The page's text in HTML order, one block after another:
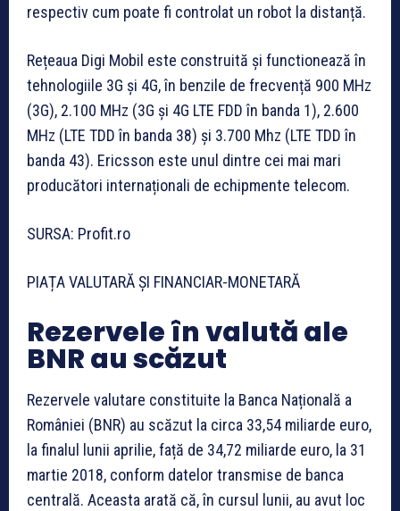
respectiv cum poate fi controlat un robot la distanță.
Rețeaua Digi Mobil este construită și functionează în
tehnologiile 3G și 4G, în benzile de frecvență 900 MHz
(3G), 2.100 MHz (3G și 4G LTE FDD în banda 1), 2.600
MHz (LTE TDD în banda 38) și 3.700 Mhz (LTE TDD în
banda 43). Ericsson este unul dintre cei mai mari
producători internaționali de echipmente telecom.
SURSA: Profit.ro
PIAȚA VALUTARĂ ȘI FINANCIAR-MONETARĂ
Rezervele în valută ale
BNR au scăzut
Rezervele valutare constituite la Banca Națională a
României (BNR) au scăzut la circa 33,54 miliarde euro,
la finalul lunii aprilie, față de 34,72 miliarde euro, la 31
martie 2018, conform datelor transmise de banca
centrală. Aceasta arată că, în cursul lunii, au avut loc